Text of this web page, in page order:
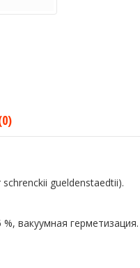
gueldenstaedtii).
вакуумная герметизация.